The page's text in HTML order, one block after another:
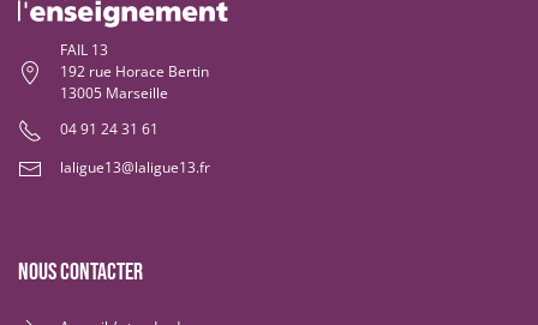
FAIL 13
192 rue Horace Bertin
13005 Marseille
04 91 24 31 61
laligue13@laligue13.fr
Nous contacter